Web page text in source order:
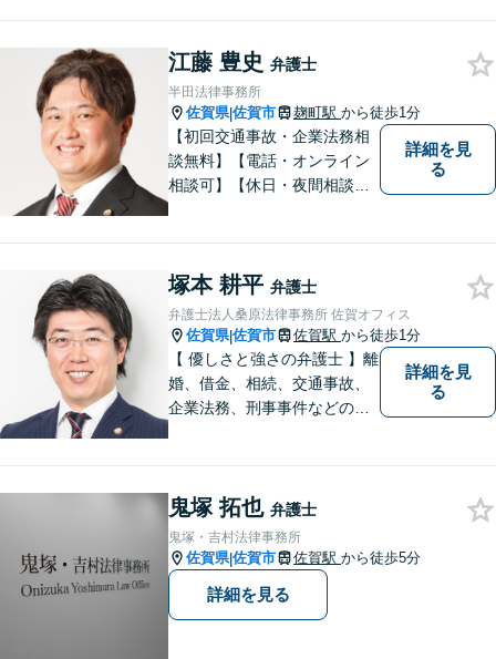
なリーガルサービスを提供い
たします。
江藤 豊史 弁護士
半田法律事務所
佐賀県|佐賀市 麹町駅 から徒歩1分
【初回交通事故・企業法務相
談無料】【電話・オンライン
相談可】【休日・夜間相談
詳細を見
る
塚本 耕平 弁護士
弁護士法人桑原法律事務所 佐賀オフィス
佐賀県|佐賀市 佐賀駅 から徒歩1分
【 優しさと強さの弁護士 】離
婚、借金、相続、交通事故、
企業法務、刑事事件などのご
なリーガルサービスを提供い
たします。
詳細を見
る
鬼塚 拓也 弁護士
鬼塚・吉村法律事務所
佐賀県|佐賀市 佐賀駅 から徒歩5分
詳細を見る